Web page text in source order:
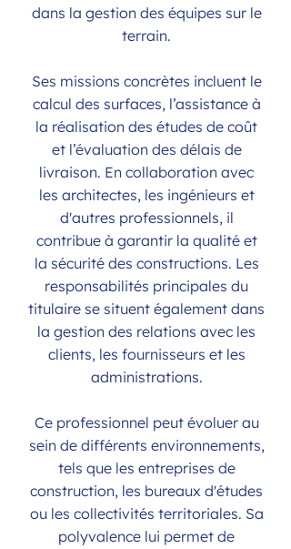
dans la gestion des équipes sur le
terrain.
Ses missions concrètes incluent le
calcul des surfaces, l’assistance à
la réalisation des études de coût
et l’évaluation des délais de
livraison. En collaboration avec
les architectes, les ingénieurs et
d'autres professionnels, il
contribue à garantir la qualité et
la sécurité des constructions. Les
responsabilités principales du
titulaire se situent également dans
la gestion des relations avec les
clients, les fournisseurs et les
administrations.
Ce professionnel peut évoluer au
sein de différents environnements,
tels que les entreprises de
construction, les bureaux d'études
ou les collectivités territoriales. Sa
polyvalence lui permet de